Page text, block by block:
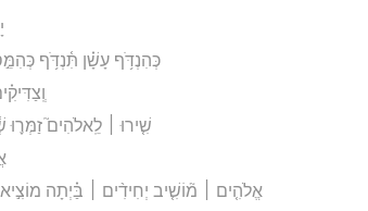
כְּהִנְדֹּ֥ף עָשָׁ֗ן תִּ֫נְדֹּ֥ף
שִׁ֤ירוּ ׀ לֵֽאלֹהִים֮ זַמְּר֪וּ
אֱלֹהִ֤ים ׀ מ֘וֹשִׁ֤יב יְחִידִ֨ים ׀ בַּ֗יְתָה